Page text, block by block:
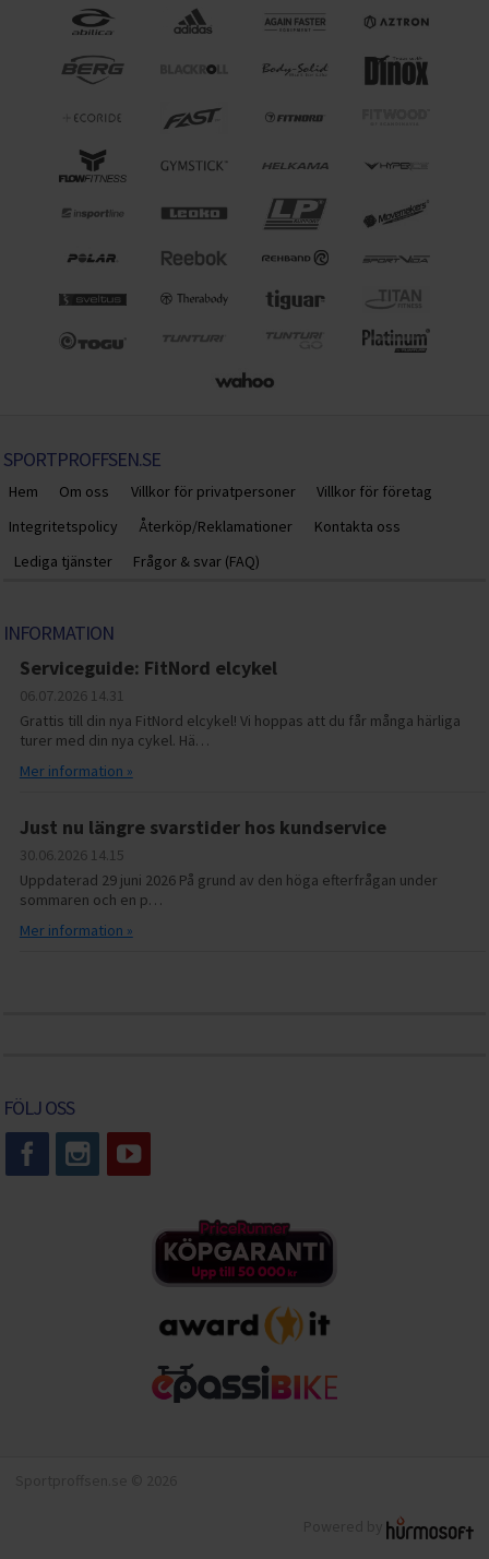
SPORTPROFFSEN.SE
Hem Om oss Villkor för privatpersoner
Villkor för företag
Integritetspolicy
Återköp/Reklamationer
Kontakta oss
Lediga tjänster
Frågor & svar (FAQ)
INFORMATION
Serviceguide: FitNord elcykel
06.07.2026 14.31
Grattis till din nya FitNord elcykel! Vi hoppas att du får många härliga
turer med din nya cykel. Hä…
Mer information »
Just nu längre svarstider hos kundservice
30.06.2026 14.15
Uppdaterad 29 juni 2026 På grund av den höga efterfrågan under
sommaren och en p…
Mer information »
FÖLJ OSS